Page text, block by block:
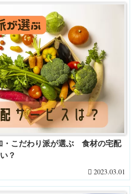
・こだわり派が選ぶ 食材の宅配
？
2023.03.01